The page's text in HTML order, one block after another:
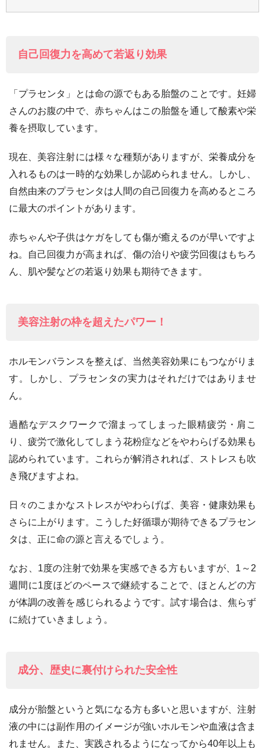
自己回復力を高めて若返り効果
「プラセンタ」とは命の源でもある胎盤のことです。妊婦
さんのお腹の中で、赤ちゃんはこの胎盤を通して酸素や栄
養を摂取しています。
現在、美容注射には様々な種類がありますが、栄養成分を
入れるものは一時的な効果しか認められません。しかし、
自然由来のプラセンタは人間の自己回復力を高めるところ
に最大のポイントがあります。
赤ちゃんや子供はケガをしても傷が癒えるのが早いですよ
ね。自己回復力が高まれば、傷の治りや疲労回復はもちろ
ん、肌や髪などの若返り効果も期待できます。
美容注射の枠を超えたパワー！
ホルモンバランスを整えば、当然美容効果にもつながりま
す。しかし、プラセンタの実力はそれだけではありませ
ん。
過酷なデスクワークで溜まってしまった眼精疲労・肩こ
り、疲労で激化してしまう花粉症などをやわらげる効果も
認められています。これらが解消されれば、ストレスも吹
き飛びますよね。
日々のこまかなストレスがやわらげば、美容・健康効果も
さらに上がります。こうした好循環が期待できるプラセン
タは、正に命の源と言えるでしょう。
なお、1度の注射で効果を実感できる方もいますが、1～2
週間に1度ほどのペースで継続することで、ほとんどの方
が体調の改善を感じられるようです。試す場合は、焦らず
に続けていきましょう。
成分、歴史に裏付けられた安全性
成分が胎盤というと気になる方も多いと思いますが、注射
液の中には副作用のイメージが強いホルモンや血液は含ま
れません。また、実践されるようになってから40年以上も